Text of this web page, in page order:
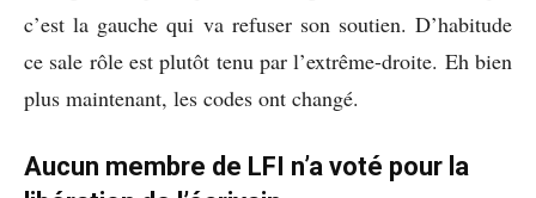
c’est la gauche qui va refuser son soutien. D’habitude
ce sale rôle est plutôt tenu par l’extrême-droite. Eh bien
plus maintenant, les codes ont changé.
Aucun membre de LFI n’a voté pour la